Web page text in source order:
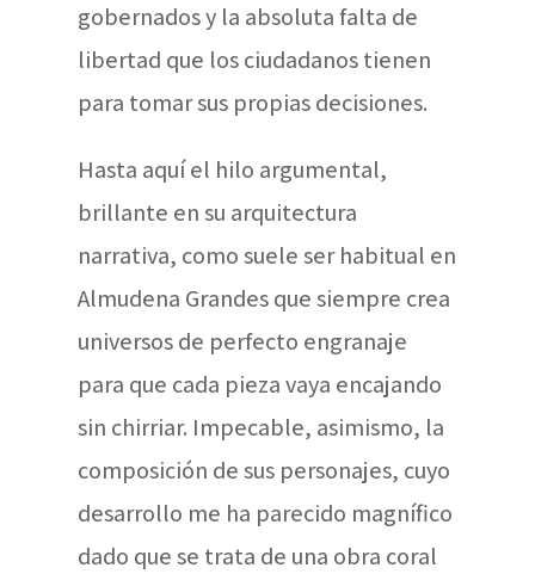
gobernados y la absoluta falta de
libertad que los ciudadanos tienen
para tomar sus propias decisiones.
Hasta aquí el hilo argumental,
brillante en su arquitectura
narrativa, como suele ser habitual en
Almudena Grandes que siempre crea
universos de perfecto engranaje
para que cada pieza vaya encajando
sin chirriar. Impecable, asimismo, la
composición de sus personajes, cuyo
desarrollo me ha parecido magnífico
dado que se trata de una obra coral